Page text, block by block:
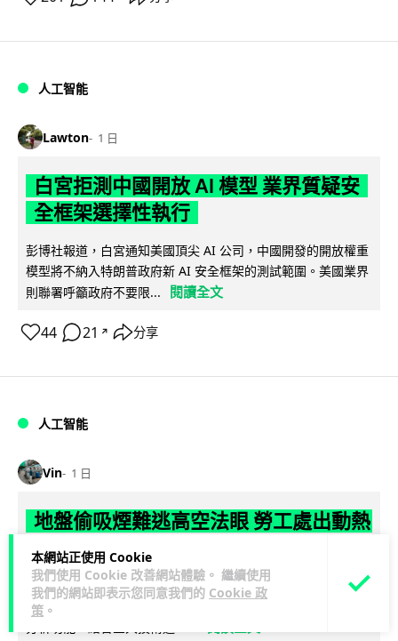
本網站正使用 Cookie
我們使用 Cookie 改善網站體驗。 繼續使用
我們的網站即表示您同意我們的 Cookie 政
策 。
人工智能
Lawton 1 日
白宮拒測中國開放 AI 模型 業界質疑安
全框架選擇性執行
彭博社報道，白宮通知美國頂尖 AI 公司，中國開發的開放權重
模型將不納入特朗普政府新 AI 安全框架的測試範圍。美國業界
則聯署呼籲政府不要限...
閱讀全文
44 21 ↗ 分享
人工智能
Vin 1 日
地盤偷吸煙難逃高空法眼 勞工處出動熱
感無人機 擬加 AI 人臉識別精準執法
勞工處投入配備熱感應鏡頭的小型無人機進行高空巡邏以打擊
地盤違例吸煙，並正研究於未來一年內引入 AI 人臉識別與行為